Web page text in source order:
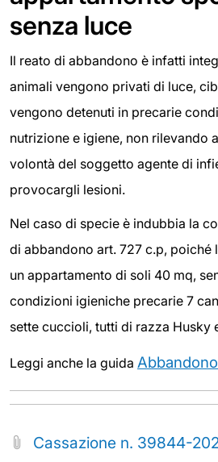
senza luce
Il reato di abbandono è infatti
animali vengono privati di luce,
vengono detenuti in precarie
nutrizione e igiene, non rilevando
volontà del soggetto agente di
provocargli lesioni.
Nel caso di specie è indubbia la
di abbandono art. 727 c.p, poiché
un appartamento di soli 40 mq,
condizioni igieniche precarie 7
sette cuccioli, tutti di razza Husky
Leggi anche la guida
Cassazione n. 39844-